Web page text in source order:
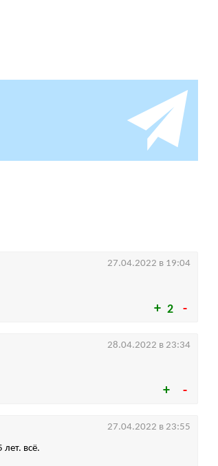
2
27.04.2022 в 19:04
28.04.2022 в 23:34
всё.
27.04.2022 в 23:55